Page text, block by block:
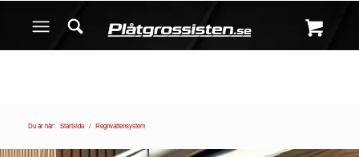
Du är här: Startsida / Regnvattensystem